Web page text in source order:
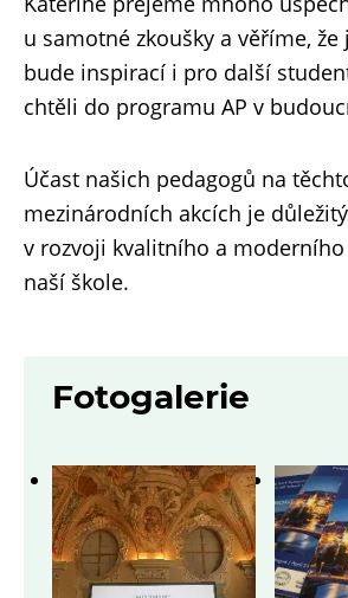
u samotné zkoušky a věříme,
bude inspirací i pro další
chtěli do programu AP v
Účast našich pedagogů na
mezinárodních akcích je
v rozvoji kvalitního a moderního
naší škole.
Fotogalerie